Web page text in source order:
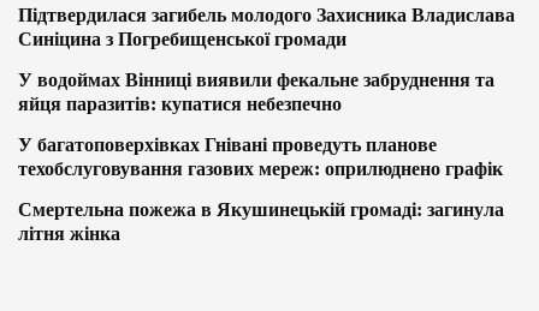
Підтвердилася загибель молодого Захисника Владислава
Синіцина з Погребищенської громади
У водоймах Вінниці виявили фекальне забруднення та
яйця паразитів: купатися небезпечно
У багатоповерхівках Гнівані проведуть планове
техобслуговування газових мереж: оприлюднено графік
Смертельна пожежа в Якушинецькій громаді: загинула
літня жінка